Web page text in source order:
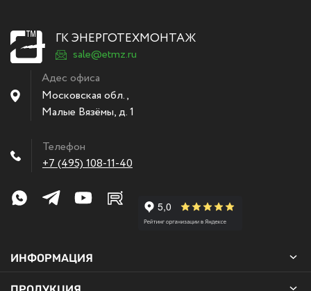
ГК ЭНЕРГОТЕХМОНТАЖ
sale@etmz.ru
Адес офиса
Московская обл.,
Малые Вязёмы,д. 1
Телефон
+7 (495) 108-11-40
ИНФОРМАЦИЯ